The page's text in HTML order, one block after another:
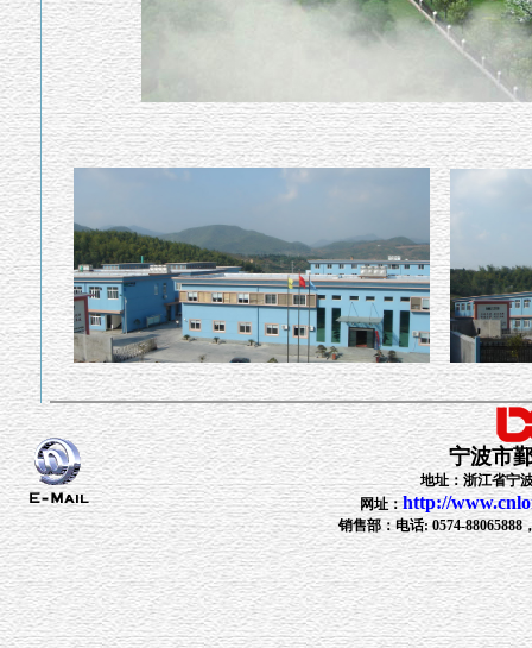
宁波市
地址：浙江省宁
网址：http://
销售部：电话: 0574-88065888